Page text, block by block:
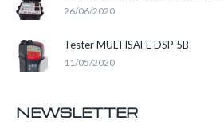
26/06/2020
Tester MULTISAFE DSP 5B
11/05/2020
NEWSLETTER